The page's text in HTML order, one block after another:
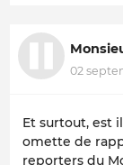
02
Et surtout, est
omette de
reporters du